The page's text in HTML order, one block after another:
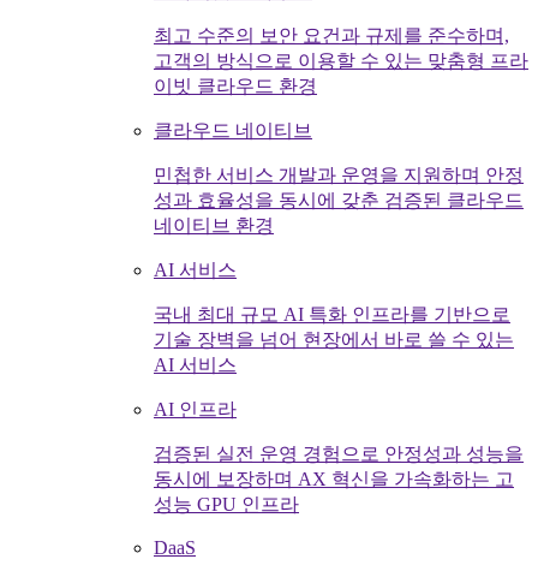
최고 수준의 보안 요건과 규제를 준수하며,
고객의 방식으로 이용할 수 있는 맞춤형 프라
이빗 클라우드 환경
클라우드 네이티브
민첩한 서비스 개발과 운영을 지원하며 안정
성과 효율성을 동시에 갖춘 검증된 클라우드
네이티브 환경
AI 서비스
국내 최대 규모 AI 특화 인프라를 기반으로
기술 장벽을 넘어 현장에서 바로 쓸 수 있는
AI 서비스
AI 인프라
검증된 실전 운영 경험으로 안정성과 성능을
동시에 보장하며 AX 혁신을 가속화하는 고
성능 GPU 인프라
DaaS